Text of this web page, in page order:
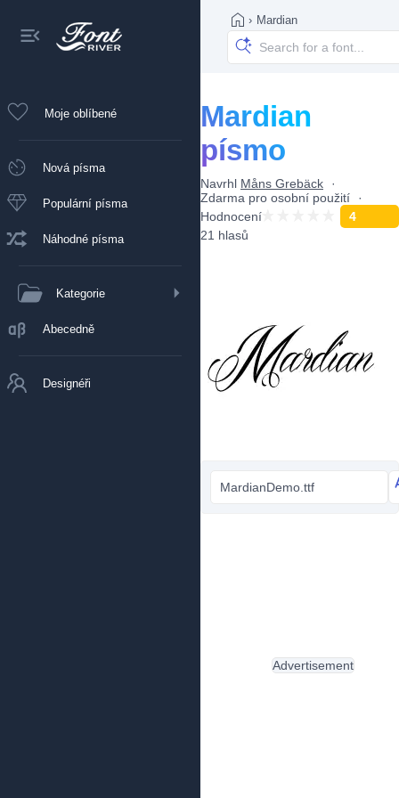
Moje oblíbené
Nová písma
Populární písma
Náhodné písma
Kategorie
Abecedně
Designéři
› Mardian
Mardian
písmo
Navrhl Måns Grebäck
Zdarma pro osobní použití
Hodnocení
4
21 hlasů
MardianDemo.ttf
Advertisement